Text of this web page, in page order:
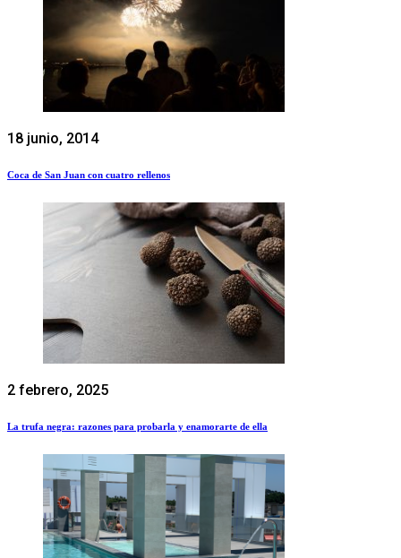
18 junio, 2014
Coca de San Juan con cuatro rellenos
2 febrero, 2025
La trufa negra: razones para probarla y enamorarte de ella